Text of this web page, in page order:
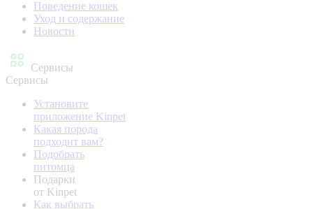
Поведение кошек
Уход и содержание
Новости
Сервисы
Сервисы
Установите
приложение Kinpet
Какая порода
подходит вам?
Подобрать
питомца
Подарки
от Kinpet
Как выбрать